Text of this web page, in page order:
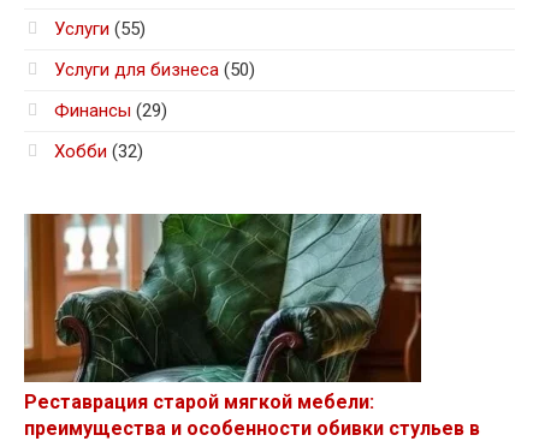
Услуги (55)
Услуги для бизнеса (50)
Финансы (29)
Хобби (32)
Реставрация старой мягкой мебели:
преимущества и особенности обивки стульев в